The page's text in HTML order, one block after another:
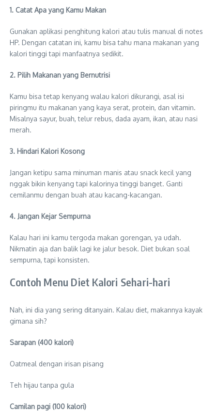
1. Catat Apa yang Kamu Makan
Gunakan aplikasi penghitung kalori atau tulis manual di notes
HP. Dengan catatan ini, kamu bisa tahu mana makanan yang
kalori tinggi tapi manfaatnya sedikit.
2. Pilih Makanan yang Bernutrisi
Kamu bisa tetap kenyang walau kalori dikurangi, asal isi
piringmu itu makanan yang kaya serat, protein, dan vitamin.
Misalnya sayur, buah, telur rebus, dada ayam, ikan, atau nasi
merah.
3. Hindari Kalori Kosong
Jangan ketipu sama minuman manis atau snack kecil yang
nggak bikin kenyang tapi kalorinya tinggi banget. Ganti
cemilanmu dengan buah atau kacang-kacangan.
4. Jangan Kejar Sempurna
Kalau hari ini kamu tergoda makan gorengan, ya udah.
Nikmatin aja dan balik lagi ke jalur besok. Diet bukan soal
sempurna, tapi konsisten.
Contoh Menu Diet Kalori Sehari-hari
Nah, ini dia yang sering ditanyain. Kalau diet, makannya kayak
gimana sih?
Sarapan (400 kalori)
Oatmeal dengan irisan pisang
Teh hijau tanpa gula
Camilan pagi (100 kalori)